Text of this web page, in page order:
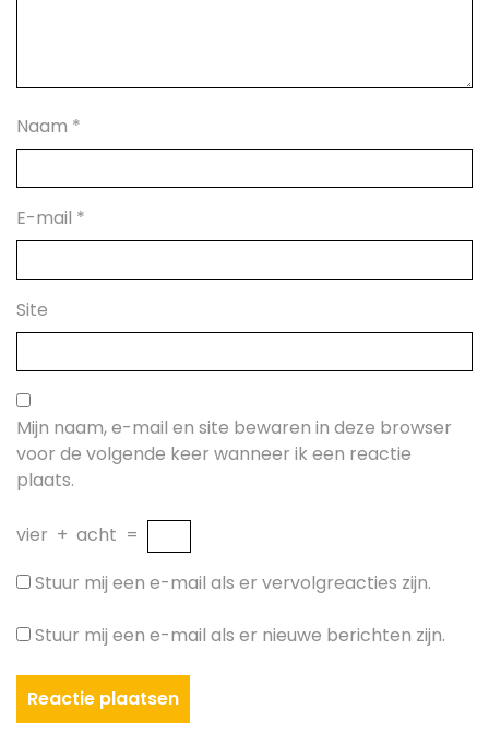
Naam *
E-mail *
Site
Mijn naam, e-mail en site bewaren in deze browser
voor de volgende keer wanneer ik een reactie
plaats.
vier + acht =
Stuur mij een e-mail als er vervolgreacties zijn.
Stuur mij een e-mail als er nieuwe berichten zijn.